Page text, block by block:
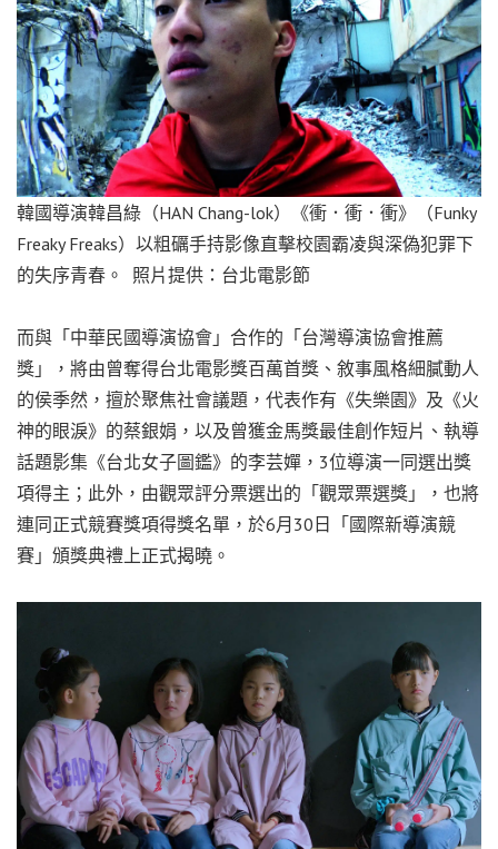
韓國導演韓昌綠（HAN Chang-lok）《衝．衝．衝》（Funky
Freaky Freaks）以粗礪手持影像直擊校園霸凌與深偽犯罪下
的失序青春。 照片提供：台北電影節
而與「中華民國導演協會」合作的「台灣導演協會推薦
獎」，將由曾奪得台北電影獎百萬首獎、敘事風格細膩動人
的侯季然，擅於聚焦社會議題，代表作有《失樂園》及《火
神的眼淚》的蔡銀娟，以及曾獲金馬獎最佳創作短片、執導
話題影集《台北女子圖鑑》的李芸嬋，3位導演一同選出獎
項得主；此外，由觀眾評分票選出的「觀眾票選獎」，也將
連同正式競賽獎項得獎名單，於6月30日「國際新導演競
賽」頒獎典禮上正式揭曉。